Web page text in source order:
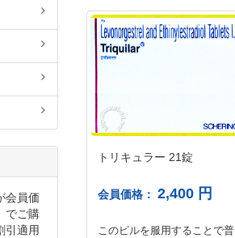
トリキュラー 21錠
会員価格： 2,400 円
このピルを服用することで普
会員価
でご購
引適用